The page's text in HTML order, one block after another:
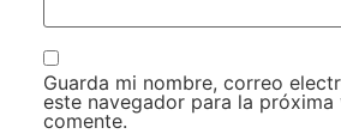
Guarda mi nombre, correo
este navegador para la próxima
comente.